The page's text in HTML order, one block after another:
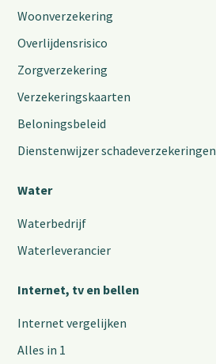
Woonverzekering
Overlijdensrisico
Zorgverzekering
Verzekeringskaarten
Beloningsbeleid
Dienstenwijzer schadeverzekeringen
Water
Waterbedrijf
Waterleverancier
Internet, tv en bellen
Internet vergelijken
Alles in 1